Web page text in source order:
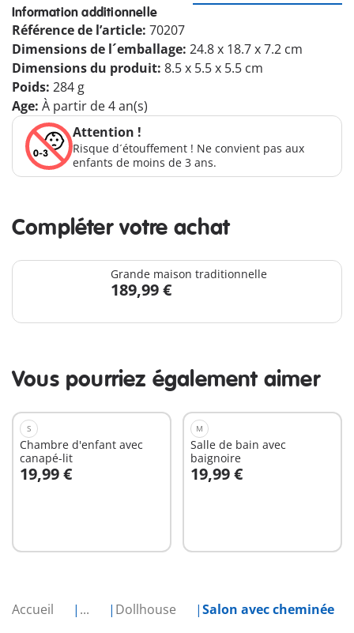
Accueil ... Dollhouse Salon avec cheminée
Information additionnelle
Référence de l’article: 70207
Dimensions de l´emballage: 24.8 x 18.7 x 7.2 cm
Dimensions du produit: 8.5 x 5.5 x 5.5 cm
Poids: 284 g
Age: À partir de 4 an(s)
Attention !
Risque d´étouffement ! Ne convient pas aux
enfants de moins de 3 ans.
Compléter votre achat
Grande maison traditionnelle
189,99 €
Vous pourriez également aimer
S
Chambre d'enfant avec
canapé-lit
19,99 €
Au panier
M
Salle de bain avec
baignoire
19,99 €
Au panier